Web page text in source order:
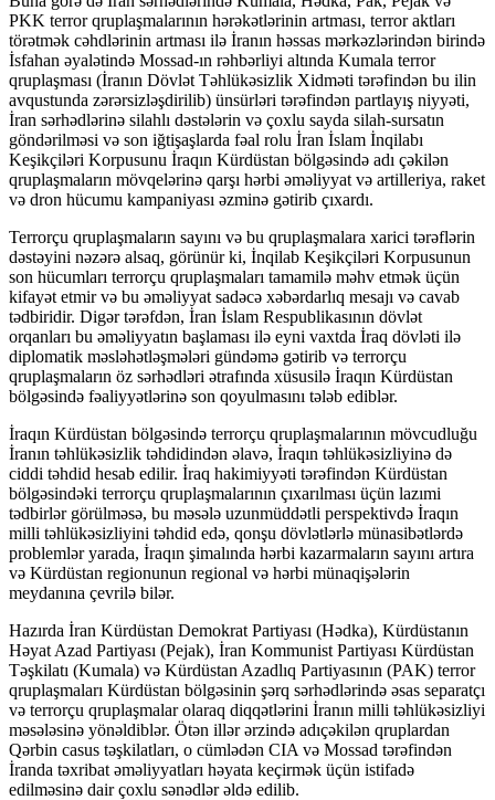
PKK terror qruplaşmalarının hərəkətlərinin artması, terror aktları
törətmək cəhdlərinin artması ilə İranın həssas mərkəzlərindən birində
İsfahan əyalətində Mossad-ın rəhbərliyi altında Kumala terror
qruplaşması (İranın Dövlət Təhlükəsizlik Xidməti tərəfindən bu ilin
avqustunda zərərsizləşdirilib) ünsürləri tərəfindən partlayış niyyəti,
İran sərhədlərinə silahlı dəstələrin və çoxlu sayda silah-sursatın
göndərilməsi və son iğtişaşlarda fəal rolu İran İslam İnqilabı
Keşikçiləri Korpusunu İraqın Kürdüstan bölgəsində adı çəkilən
qruplaşmaların mövqelərinə qarşı hərbi əməliyyat və artilleriya, raket
və dron hücumu kampaniyası əzminə gətirib çıxardı.
Terrorçu qruplaşmaların sayını və bu qruplaşmalara xarici tərəflərin
dəstəyini nəzərə alsaq, görünür ki, İnqilab Keşikçiləri Korpusunun
son hücumları terrorçu qruplaşmaları tamamilə məhv etmək üçün
kifayət etmir və bu əməliyyat sadəcə xəbərdarlıq mesajı və cavab
tədbiridir. Digər tərəfdən, İran İslam Respublikasının dövlət
orqanları bu əməliyyatın başlaması ilə eyni vaxtda İraq dövləti ilə
diplomatik məsləhətləşmələri gündəmə gətirib və terrorçu
qruplaşmaların öz sərhədləri ətrafında xüsusilə İraqın Kürdüstan
bölgəsində fəaliyyətlərinə son qoyulmasını tələb ediblər.
İraqın Kürdüstan bölgəsində terrorçu qruplaşmalarının mövcudluğu
İranın təhlükəsizlik təhdidindən əlavə, İraqın təhlükəsizliyinə də
ciddi təhdid hesab edilir. İraq hakimiyyəti tərəfindən Kürdüstan
bölgəsindəki terrorçu qruplaşmalarının çıxarılması üçün lazımi
tədbirlər görülməsə, bu məsələ uzunmüddətli perspektivdə İraqın
milli təhlükəsizliyini təhdid edə, qonşu dövlətlərlə münasibətlərdə
problemlər yarada, İraqın şimalında hərbi kazarmaların sayını artıra
və Kürdüstan regionunun regional və hərbi münaqişələrin
meydanına çevrilə bilər.
Hazırda İran Kürdüstan Demokrat Partiyası (Hədka), Kürdüstanın
Həyat Azad Partiyası (Pejak), İran Kommunist Partiyası Kürdüstan
Təşkilatı (Kumala) və Kürdüstan Azadlıq Partiyasının (PAK) terror
qruplaşmaları Kürdüstan bölgəsinin şərq sərhədlərində əsas separatçı
və terrorçu qruplaşmalar olaraq diqqətlərini İranın milli təhlükəsizliyi
məsələsinə yönəldiblər. Ötən illər ərzində adıçəkilən qruplardan
Qərbin casus təşkilatları, o cümlədən CIA və Mossad tərəfindən
İranda təxribat əməliyyatları həyata keçirmək üçün istifadə
edilməsinə dair çoxlu sənədlər əldə edilib.